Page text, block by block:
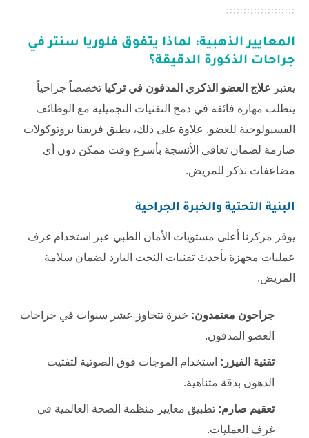
المعايير الذهبية: لماذا يتفوق فلوريا سنترفي
جراحات الذكورة الدقيقة؟
يعتبر علاج العضو الذكري المدفون في تركيا تخصصاً جراحياً
يتطلب مهارة فائقة في دمج التقنيات التجميلية مع الوظائف
الفسيولوجية للعضو. علاوة على ذلك، يطبق فريقنا بروتوكولات
صارمة لضمان تعافي الأنسجة بأسرع وقت ممكن دون أي
مضاعفات تذكر للمريض.
البنية التحتية والخبرة الجراحية
يوفر مركزنا أعلى مستويات الأمان الطبي عبر استخدام غرف
عمليات مجهزة بأحدث تقنيات النحت البارد لضمان سلامة
المريض.
جراحون معتمدون: خبرة تتجاوز عشر سنوات في جراحات
العضو المدفون.
تقنية الفيزر: استخدام الموجات فوق الصوتية لتفتيت
الدهون بدقة متناهية.
تعقيم صارم: تطبيق معايير منظمة الصحة العالمية في
غرف العمليات.